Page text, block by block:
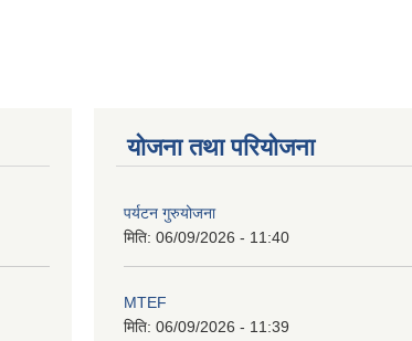
योजना तथा परियोजना
पर्यटन गुरुयोजना
मिति: 06/09/2026 - 11:40
MTEF
मिति: 06/09/2026 - 11:39